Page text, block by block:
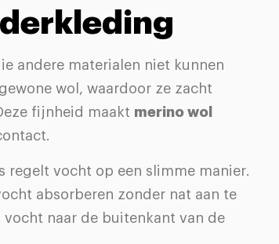
andere materialen niet kunnen
wol, waardoor ze zacht
fijnheid maakt merino wol
regelt vocht op een slimme manier.
absorberen zonder nat aan te
naar de buitenkant van de